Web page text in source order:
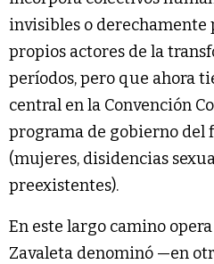
invisibles o derechamente
propios actores de la
períodos, pero que ahora
central en la Convención
programa de gobierno
(mujeres, disidencias
preexistentes).
En este largo camino
Zavaleta denominó —en